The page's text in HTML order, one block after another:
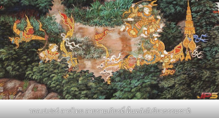
วอลเปเปอร์ ลายไทย ลายรามเกียรติ์ พื้นหลังสีเขียวธรรมชาติ